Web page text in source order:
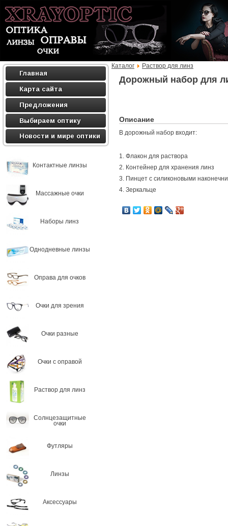
Главная
Карта сайта
Предложения
Выбираем оптику
Новости и мире оптики
Контактные линзы
Массажные очки
Наборы линз
Однодневные линзы
Оправа для очков
Очки для зрения
Очки разные
Очки с оправой
Раствор для линз
Солнцезащитные
очки
Футляры
Линзы
Аксессуары
Каталог Раствор для линз
Дорожный набор для
Описание
В дорожный набор входит:
1. Флакон для раствора
2. Контейнер для хранения линз
3. Пинцет с силиконовыми
4. Зеркальце